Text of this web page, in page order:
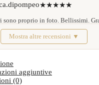
★★★★★
sono proprio in foto. Bellissimi.
2026Mostra altre recensioni ▼
aggiuntive
(0)